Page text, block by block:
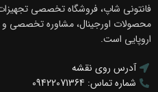
فانتونی شاپ، فروشگاه تخصصی تجهیزات
محصولات اورجینال، مشاوره تخصصی
اروپایی است.
آدرس روی نقشه
شماره تماس: 09422071364